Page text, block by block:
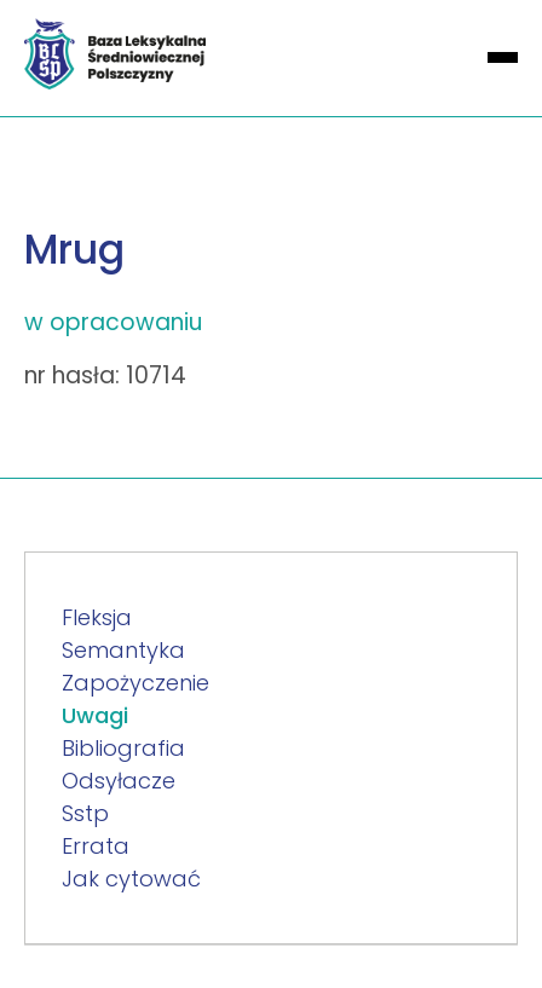
Mrug
w opracowaniu
nr hasła: 10714
Fleksja
Semantyka
Zapożyczenie
Uwagi
Bibliografia
Odsyłacze
Sstp
Errata
Jak cytować